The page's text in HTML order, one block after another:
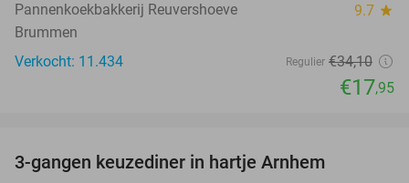
Pannenkoekbakkerij Reuvershoeve 9.7 star
Brummen
Verkocht: 11.434
Regulier €34,10
€17,95
3-gangen keuzediner in hartje Arnhem